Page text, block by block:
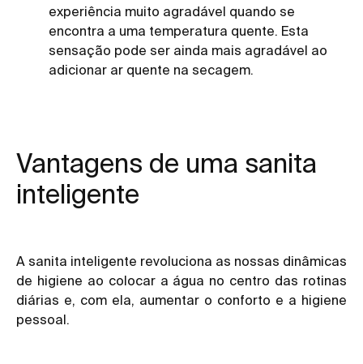
experiência muito agradável quando se
encontra a uma temperatura quente. Esta
sensação pode ser ainda mais agradável ao
adicionar ar quente na secagem.
Vantagens de uma sanita
inteligente
A sanita inteligente revoluciona as nossas dinâmicas
de higiene ao colocar a água no centro das rotinas
diárias e, com ela, aumentar o conforto e a higiene
pessoal.